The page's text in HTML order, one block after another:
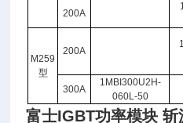
200A
M259
型
200A
300A
1MBI300U2H-
060L-50
富士IGBT功率模块